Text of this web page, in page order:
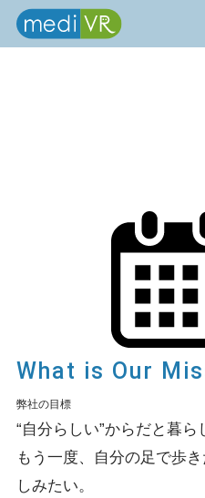
What is Our
弊社の目標
“自分らしい”からだと暮ら
もう一度、自分の足で歩
しみたい。